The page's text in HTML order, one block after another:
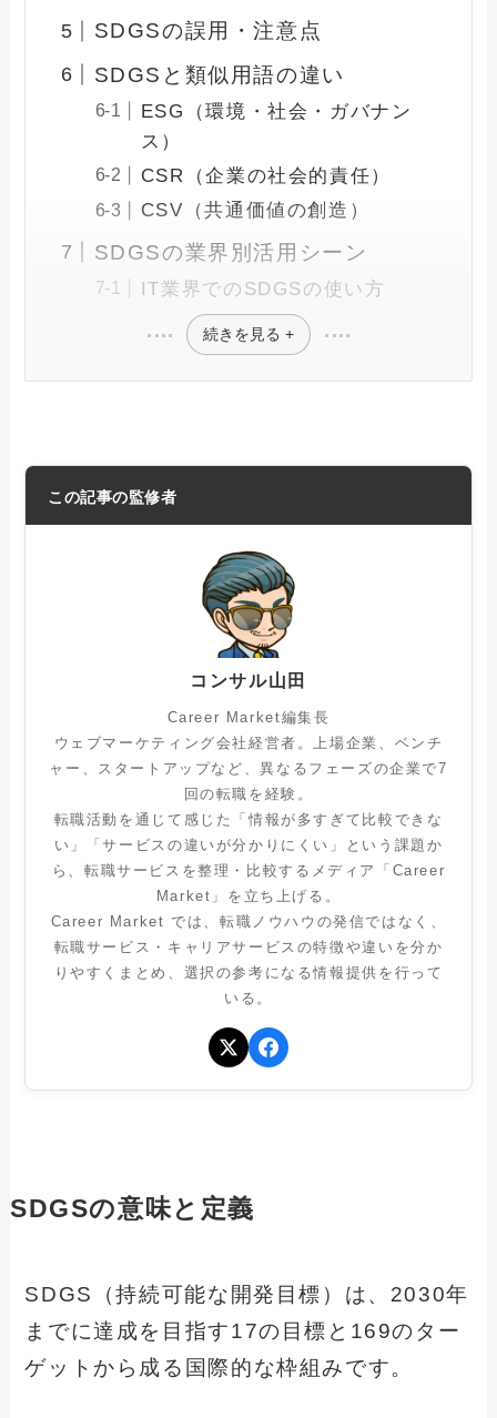
SDGSの誤用・注意点
SDGSと類似用語の違い
ESG（環境・社会・ガバナン
ス）
CSR（企業の社会的責任）
CSV（共通価値の創造）
SDGSの業界別活用シーン
IT業界でのSDGSの使い方
続きを見る +
この記事の監修者
コンサル山田
Career Market編集長
ウェブマーケティング会社経営者。上場企業、ベンチ
ャー、スタートアップなど、異なるフェーズの企業で7
回の転職を経験。
転職活動を通じて感じた「情報が多すぎて比較できな
い」「サービスの違いが分かりにくい」という課題か
ら、転職サービスを整理・比較するメディア「Career
Market」を立ち上げる。
Career Market では、転職ノウハウの発信ではなく、
転職サービス・キャリアサービスの特徴や違いを分か
りやすくまとめ、選択の参考になる情報提供を行って
いる。
SDGSの意味と定義
SDGS（持続可能な開発目標）は、2030年
までに達成を目指す17の目標と169のター
ゲットから成る国際的な枠組みです。